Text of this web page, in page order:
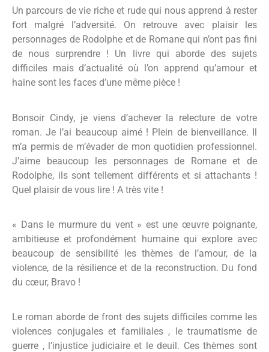
Un parcours de vie riche et rude qui nous apprend à rester
fort malgré l’adversité. On retrouve avec plaisir les
personnages de Rodolphe et de Romane qui n’ont pas fini
de nous surprendre ! Un livre qui aborde des sujets
difficiles mais d’actualité où l’on apprend qu’amour et
haine sont les faces d’une même pièce !
Bonsoir Cindy, je viens d’achever la relecture de votre
roman. Je l’ai beaucoup aimé ! Plein de bienveillance. Il
m’a permis de m’évader de mon quotidien professionnel.
J’aime beaucoup les personnages de Romane et de
Rodolphe, ils sont tellement différents et si attachants !
Quel plaisir de vous lire ! A très vite !
« Dans le murmure du vent » est une œuvre poignante,
ambitieuse et profondément humaine qui explore avec
beaucoup de sensibilité les thèmes de l’amour, de la
violence, de la résilience et de la reconstruction. Du fond
du cœur, Bravo !
Le roman aborde de front des sujets difficiles comme les
violences conjugales et familiales , le traumatisme de
guerre , l’injustice judiciaireet le deuil. Ces thèmes sont